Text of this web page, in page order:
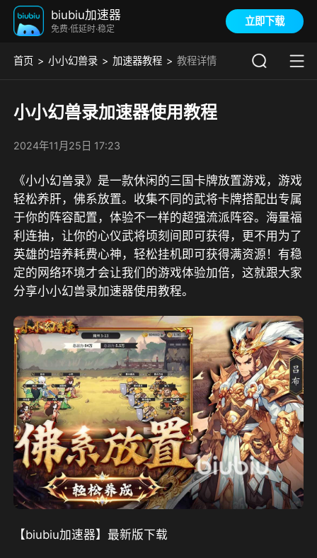
biubiu加速器
免费·低延时·稳定
立即下载
首页 小小幻兽录 加速器教程 教程详情
小小幻兽录加速器使用教程
2024年11月25日 17:23
《小小幻兽录》是一款休闲的三国卡牌放置游戏，游戏
轻松养肝，佛系放置。收集不同的武将卡牌搭配出专属
于你的阵容配置，体验不一样的超强流派阵容。海量福
利连抽，让你的心仪武将顷刻间即可获得，更不用为了
英雄的培养耗费心神，轻松挂机即可获得满资源！有稳
定的网络环境才会让我们的游戏体验加倍，这就跟大家
分享小小幻兽录加速器使用教程。
【biubiu加速器】最新版下载